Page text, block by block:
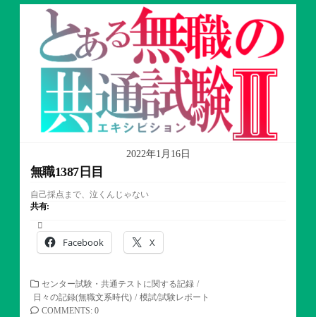
ゴ
2022年1月16日
無職1387日目
自己採点まで、泣くんじゃない
共有:
Facebook X
カ
テ
ゴ
センター試験・共通テストに関する記録 /
日々の記録(無職文系時代) / 模試/試験レポート
COMMENTS: 0